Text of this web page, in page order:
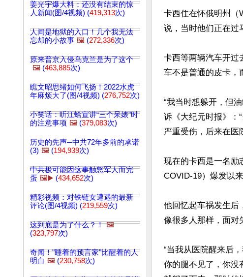
姜光宇爆大料：还没有结束的惊
人新闻(图/4视频) (419,313次)
人间是地狱的入口！几个我无法
忘却的小故事 🖼️ (272,336次)
原来普京入侵乌克兰是为了这个
🖼️ (463,885次)
瞧文昭思绪如何飞扬！2022水虎
年麻烦大了(图/4视频) (276,752次)
小笑话：听江蛤宣讲“三个呆婊”时
的注意事项 🖼️ (379,083次)
历史的先声─中共72年多前的承诺
(3) 🖼️ (194,939次)
中共极可能因这事触怒军人而完
蛋 🖼️▶️ (434,652次)
精彩视频：对铁链女遭遇的最新
评论(图/4视频) (219,559次)
这到底是为了什么？！ 🖼️
(323,797次)
奇闻！"睡着的预言家"比醒着的人
明白 🖼️ (230,758次)
卡西住在怀俄明州（
说，当时他们正在过
卡西等两辆汽车开过
车不是普通的皮卡，
“我当时想躲开，但
诉《大纪元时报》：
严重受伤，后来在医
现在的卡西是一名励
COVID-19）爆发以
他回忆起车祸发生后
像很多人那样，面对
“当我从医院醒来后
你的腿不见了，你没